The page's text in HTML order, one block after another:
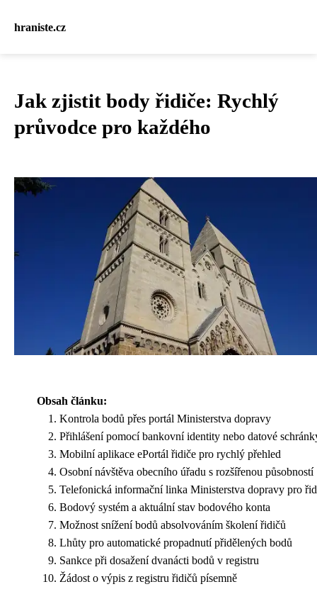
hraniste.cz
Jak zjistit body řidiče: Rychlý
průvodce pro každého
Obsah článku:
Kontrola bodů přes portál Ministerstva dopravy
Přihlášení pomocí bankovní identity nebo datové
Mobilní aplikace ePortál řidiče pro rychlý přehled
Osobní návštěva obecního úřadu s rozšířenou působností
Telefonická informační linka Ministerstva dopravy pro
Bodový systém a aktuální stav bodového konta
Možnost snížení bodů absolvováním školení řidičů
Lhůty pro automatické propadnutí přidělených bodů
Sankce při dosažení dvanácti bodů v registru
Žádost o výpis z registru řidičů písemně